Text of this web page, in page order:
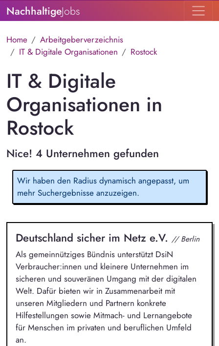
NachhaltigeJobs
Home
Arbeitgeberverzeichnis
IT & Digitale Organisationen
Rostock
IT & Digitale
Organisationen in
Rostock
Nice! 4 Unternehmen gefunden
Wir haben den Radius dynamisch angepasst, um
mehr Suchergebnisse anzuzeigen.
Deutschland sicher im Netz e.V. // Berlin
Als gemeinnütziges Bündnis unterstützt DsiN
Verbraucher:innen und kleinere Unternehmen im
sicheren und souveränen Umgang mit der digitalen
Welt. Dafür bieten wir in Zusammenarbeit mit
unseren Mitgliedern und Partnern konkrete
Hilfestellungen sowie Mitmach- und Lernangebote
für Menschen im privaten und beruflichen Umfeld
an.